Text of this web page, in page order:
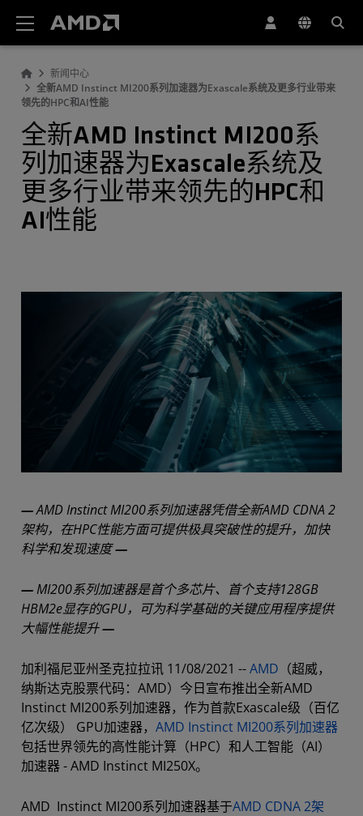
新闻中心
全新AMD Instinct MI200系列加速器为Exascale系统及更多行业带来
领先的HPC和AI性能
全新AMD Instinct MI200系
列加速器为Exascale系统及
更多行业带来领先的HPC和
AI性能
—AMD Instinct MI200系列加速器凭借全新AMD CDNA 2
架构，在HPC性能方面可提供极具突破性的提升，加快
科学和发现速度—
—MI200系列加速器是首个多芯片、首个支持128GB
HBM2e显存的GPU，可为科学基础的关键应用程序提供
大幅性能提升—
加利福尼亚州圣克拉拉讯 11/08/2021 --AMD （超威，
纳斯达克股票代码：AMD）今日宣布推出全新AMD
Instinct MI200系列加速器，作为首款Exascale级（百亿
亿次级） GPU加速器， AMD Instinct MI200系列加速器
包括世界领先的高性能计算（HPC）和人工智能（AI）
加速器 - AMD Instinct MI250X。
AMD Instinct MI200系列加速器基于AMD CDNA 2架